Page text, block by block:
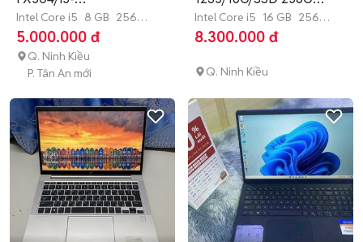
8300H/15.6inHD/8GB/256GB
Intel Core i5 8 GB 256
GB SSD
5.000.000 đ
Q. Ninh Kiều
P. Tân An mới
13.3"FHD 2023
Intel Core i5 16 GB 256
GB SSD
8.300.000 đ
Q. Ninh Kiều